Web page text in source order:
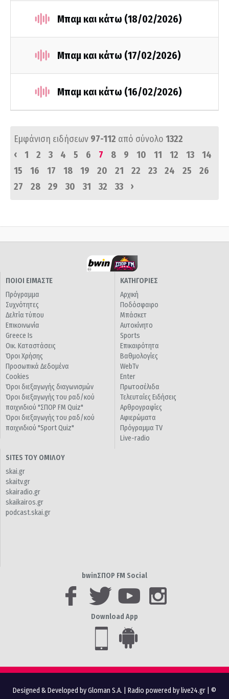
Μπαμ και κάτω (18/02/2026)
Μπαμ και κάτω (17/02/2026)
Μπαμ και κάτω (16/02/2026)
Εμφάνιση ειδήσεων 97-112 από σύνολο 1322
‹
1 2 3 4 5 6 7 8 9 10 11 12 13
14
15
16 17 18 19 20 21 22 23 24 25
26
27
28 29 30 31 32 33 ›
ΠΟΙΟΙ ΕΙΜΑΣΤΕ
Πρόγραμμα
Συχνότητες
Δελτία τύπου
Επικοινωνία
Greece Is
Οικ. Καταστάσεις
Όροι Χρήσης
Προσωπικά Δεδομένα
Cookies
Όροι διεξαγωγής διαγωνισμών
Όροι διεξαγωγής του ραδ/κού
παιχνιδιού "ΣΠΟΡ FM Quiz"
Όροι διεξαγωγής του ραδ/κού
παιχνιδιού "Sport Quiz"
ΚΑΤΗΓΟΡΙΕΣ
Αρχική
Ποδόσφαιρο
Μπάσκετ
Αυτοκίνητο
Sports
Επικαιρότητα
Βαθμολογίες
WebTv
Enter
Πρωτοσέλιδα
Τελευταίες Ειδήσεις
Αρθρογραφίες
Αφιερώματα
Πρόγραμμα TV
Live-radio
SITES ΤΟΥ ΟΜΙΛΟΥ
skai.gr
skaitv.gr
skairadio.gr
skaikairos.gr
podcast.skai.gr
bwinΣΠΟΡ FM Social
Download App
Designed & Developed by Gloman S.A. Radio powered by live24.gr | ©